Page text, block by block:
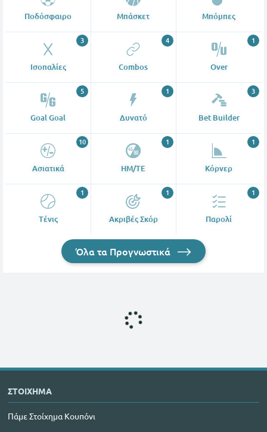
Ποδόσφαιρο Μπάσκετ Μπόμπες
Ισοπαλίες
3
Combos
4
Over
1
Goal Goal
5
Δυνατό
1
Bet Builder
3
Ασιατικά
10
ΗΜ/ΤΕ
1
Κόρνερ
1
Tένις
1
Ακριβές Σκόρ
1
Παρολί
1
Όλα τα Προγνωστικά
ΣΤΟΙΧΗΜΑ
Πάμε Στοίχημα Κουπόνι